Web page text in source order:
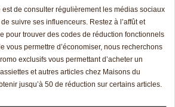
de consulter régulièrement les médias sociaux
suivre ses influenceurs. Restez à l’affût et
pour trouver des codes de réduction fonctionnels
vous permettre d’économiser, nous recherchons
exclusifs vous permettant d’acheter un
et autres articles chez Maisons du
jusqu’à 50 de réduction sur certains articles.